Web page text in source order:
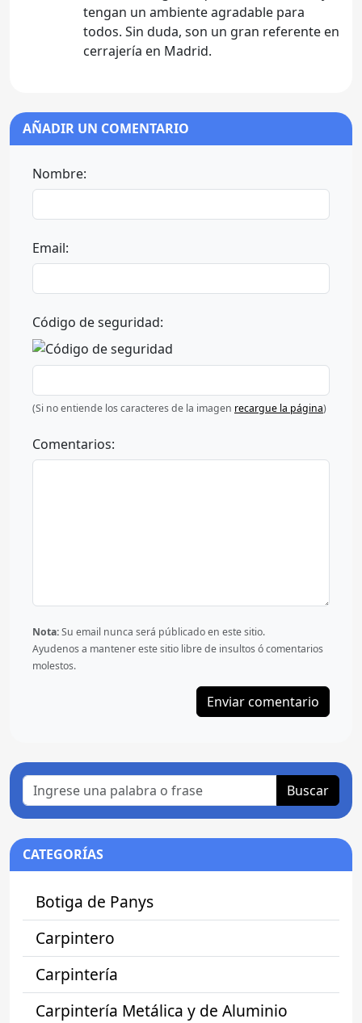
tengan un ambiente agradable para
todos. Sin duda, son un gran referente en
cerrajería en Madrid.
AÑADIR UN COMENTARIO
Nombre:
Email:
Código de seguridad:
(Si no entiende los caracteres de la imagen recargue la página)
Comentarios:
Nota:Su email nunca será públicado en este sitio.
Ayudenos a mantener este sitio libre de insultos ó comentarios
molestos.
Buscar
CATEGORÍAS
Botiga de Panys
Carpintero
Carpintería
Carpintería Metálica y de Aluminio